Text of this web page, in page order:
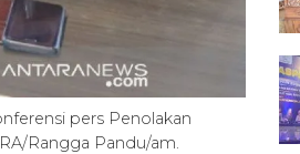
pers Penolakan
Rangga Pandu/am.